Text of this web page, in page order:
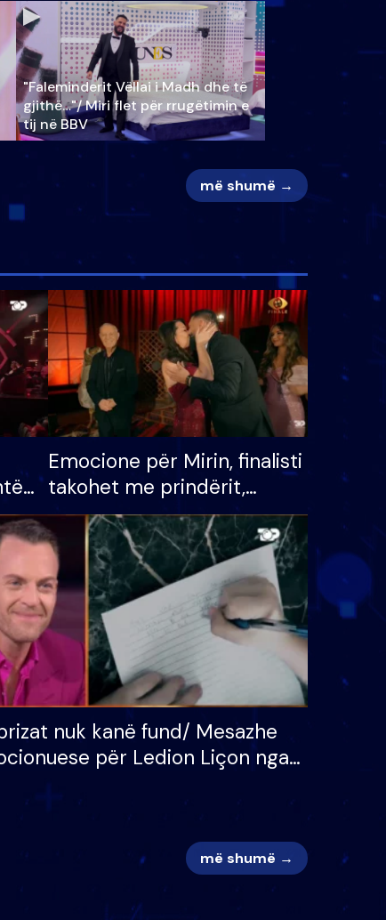
"Faleminderit Vëllai i Madh dhe të
gjithë…"/ Miri flet për rrugëtimin e
tij në BBV
më shumë →
Emocione për Mirin, finalisti
takohet me prindërit,
vajzën dhe bashkëshorten:
S’kemi ndonjë letër divorci
apo jo?
nuk kanë fund/ Mesazhe
për Ledion Liçon nga
më shumë →